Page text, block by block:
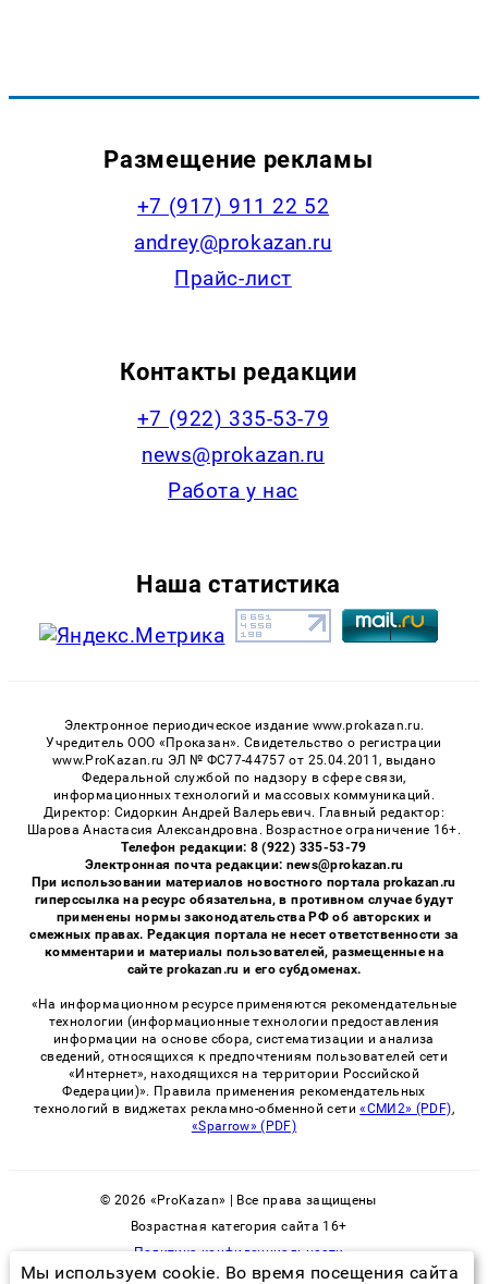
Размещение рекламы
+7 (917) 911 22 52
andrey@prokazan.ru
Прайс-лист
Контакты редакции
+7 (922) 335-53-79
news@prokazan.ru
Работа у нас
Наша статистика
Электронное периодическое издание www.prokazan.ru.
Учредитель ООО «Проказан». Cвидетельство о регистрации
www.ProKazan.ru ЭЛ № ФС77-44757 от 25.04.2011, выдано
Федеральной службой по надзору в сфере связи,
информационных технологий и массовых коммуникаций.
Директор: Сидоркин Андрей Валерьевич. Главный редактор:
Шарова Анастасия Александровна. Возрастное ограничение 16+.
Телефон редакции: 8 (922) 335-53-79
Электронная почта редакции: news@prokazan.ru
При использовании материалов новостного портала prokazan.ru
гиперссылка на ресурс обязательна, в противном случае будут
применены нормы законодательства РФ об авторских и
смежных правах. Редакция портала не несет ответственности за
комментарии и материалы пользователей, размещенные на
сайте prokazan.ru и его субдоменах.
«На информационном ресурсе применяются рекомендательные
технологии (информационные технологии предоставления
информации на основе сбора, систематизации и анализа
сведений, относящихся к предпочтениям пользователей сети
«Интернет», находящихся на территории Российской
Федерации)». Правила применения рекомендательных
технологий в виджетах рекламно-обменной сети«СМИ2» (PDF),
«Sparrow» (PDF)
© 2026 «ProKazan» | Все права защищены
Возрастная категория сайта 16+
Политика конфиденциальности
Мы используем cookie. Во время посещения сайта